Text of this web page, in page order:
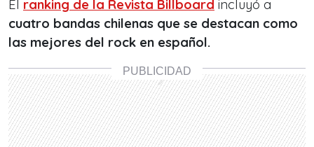
El ranking de la Revista Billboard incluyó a
cuatro bandas chilenas que se destacan como
las mejores del rock en español.